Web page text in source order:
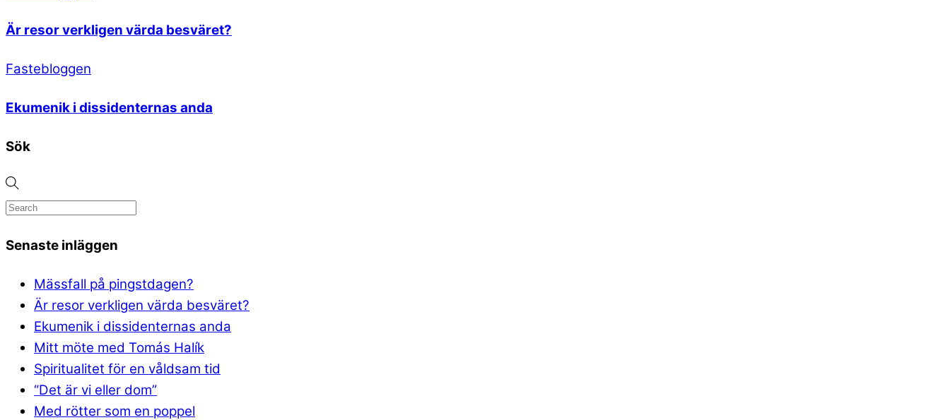
Är resor verkligen värda besväret?
Fastebloggen
Ekumenik i dissidenternas anda
Sök
Senaste inläggen
Mässfall på pingstdagen?
Är resor verkligen värda besväret?
Ekumenik i dissidenternas anda
Mitt möte med Tomás Halík
Spiritualitet för en våldsam tid
“Det är vi eller dom”
Med rötter som en poppel